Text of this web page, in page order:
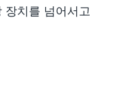
장치를 넘어서고